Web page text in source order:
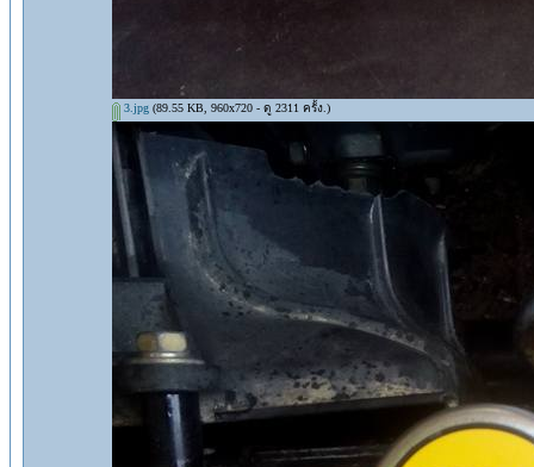
3.jpg (89.55 KB, 960x720 - ดู 2311 ครั้ง.)